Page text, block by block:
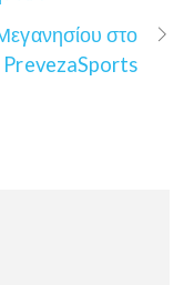
στο
PrevezaSports